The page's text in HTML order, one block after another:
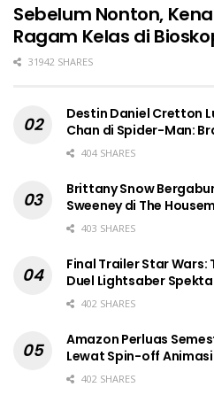
Sebelum Nonton,
Ragam Kelas di
31942 SHARES
Destin Daniel Cretton
Chan di Spider-Man:
404 SHARES
Brittany Snow
Sweeney di The
403 SHARES
Final Trailer Star Wars:
Duel Lightsaber
402 SHARES
Amazon Perluas
Lewat Spin-off
402 SHARES